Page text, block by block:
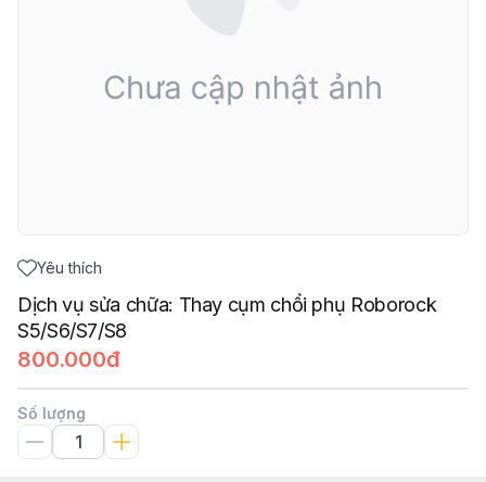
Yêu thích
Dịch vụ sửa chữa: Thay cụm chổi phụ Roborock
S5/S6/S7/S8
800.000đ
Số lượng